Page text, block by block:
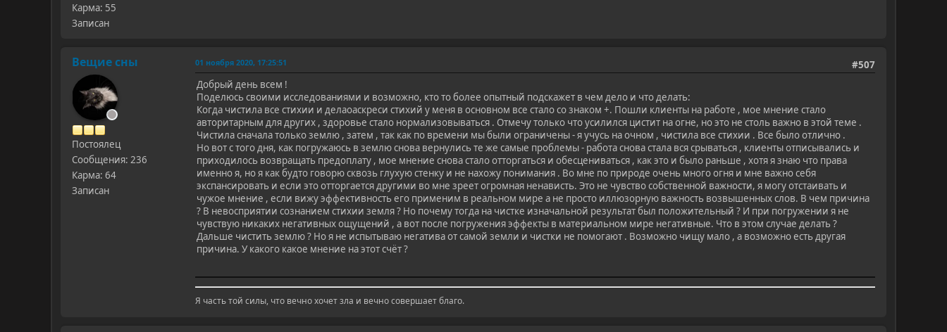
Карма: 55
Записан
Вещие сны
Постоялец
Сообщения: 236
Карма: 64
Записан
#507
01 ноября 2020, 17:25:51
Добрый день всем !
Поделюсь своими исследованиями и возможно, кто то более опытный подскажет в чем дело и что делать:
Когда чистила все стихии и делаоаскреси стихий у меня в основном все стало со знаком +. Пошли клиенты на работе , мое мнение стало
авторитарным для других , здоровье стало нормализовываться . Отмечу только что усилился цистит на огне, но это не столь важно в этой теме .
Чистила сначала только землю , затем , так как по времени мы были ограничены - я учусь на очном , чистила все стихии . Все было отлично .
Но вот с того дня, как погружаюсь в землю снова вернулись те же самые проблемы - работа снова стала вся срываться , клиенты отписывались и
приходилось возвращать предоплату , мое мнение снова стало отторгаться и обесцениваться , как это и было раньше , хотя я знаю что права
именно я, но я как будто говорю сквозь глухую стенку и не нахожу понимания . Во мне по природе очень много огня и мне важно себя
экспансировать и если это отторгается другими во мне зреет огромная ненависть. Это не чувство собственной важности, я могу отстаивать и
чужое мнение , если вижу эффективность его применим в реальном мире а не просто иллюзорную важность возвышенных слов. В чем причина
? В невосприятии сознанием стихии земля ? Но почему тогда на чистке изначальной результат был положительный ? И при погружении я не
чувствую никаких негативных ощущений , а вот после погружения эффекты в материальном мире негативные. Что в этом случае делать ?
Дальше чистить землю ? Но я не испытываю негатива от самой земли и чистки не помогают . Возможно чищу мало , а возможно есть другая
причина. У какого какое мнение на этот счёт ?
Я часть той силы, что вечно хочет зла и вечно совершает благо.